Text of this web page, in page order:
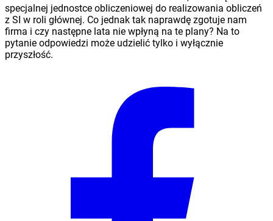
specjalnej jednostce obliczeniowej do realizowania obliczeń
z SI w roli głównej. Co jednak tak naprawdę zgotuje nam
firma i czy następne lata nie wpłyną na te plany? Na to
pytanie odpowiedzi może udzielić tylko i wyłącznie
przyszłość.